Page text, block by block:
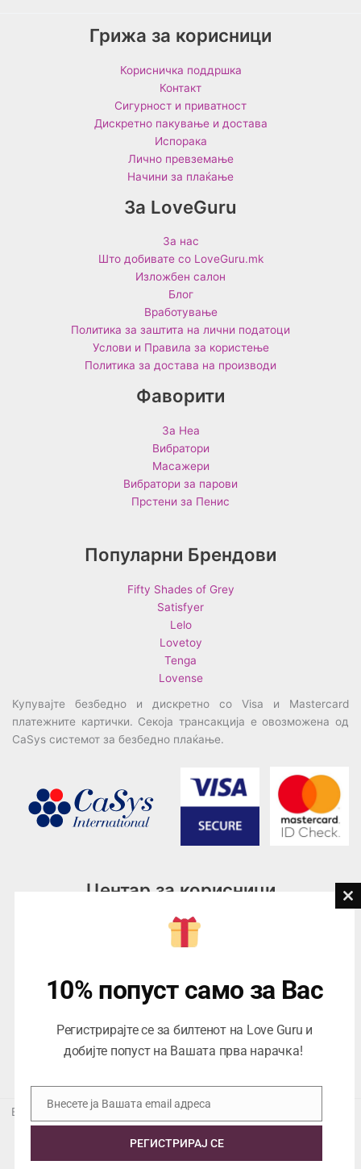
Грижа за корисници
Корисничка поддршка
Контакт
Сигурност и приватност
Дискретно пакување и достава
Испорака
Лично превземање
Начини за плаќање
За LoveGuru
За нас
Што добивате со LoveGuru.mk
Изложбен салон
Блог
Вработување
Политика за заштита на лични податоци
Услови и Правила за користење
Политика за достава на производи
Фаворити
За Неа
Вибратори
Масажери
Вибратори за парови
Прстени за Пенис
Популарни Брендови
Fifty Shades of Grey
Satisfyer
Lelo
Lovetoy
Tenga
Lovense
Купувајте безбедно и дискретно со Visa и Mastercard
платежните картички. Секоја трансакција е овозможена од
CaSys системот за безбедно плаќање.
Центар за корисници
076945497; 076945498
contact@loveguru.mk
Саб – Нед: 10-18
Еуропеан Траде Дооел Скопје, Варшавска 5/1 -5, 1000 Скопје,
ЕДБ 4057021558024
10% попуст само за Вас
Регистрирајте се за билтенот на Love Guru и
добијте попуст на Вашата прва нарачка!
Email
Внесете ја Вашата email адреса
РЕГИСТРИРАЈ СЕ